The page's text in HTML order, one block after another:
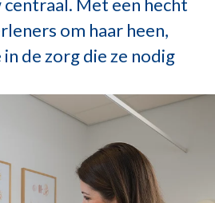
Met een hecht
om haar heen,
de zorg die ze nodig